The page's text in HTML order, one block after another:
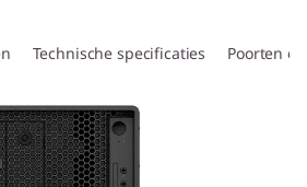
Technische specificaties Poorten